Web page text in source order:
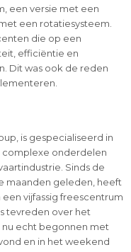
een versie met een
een rotatiesysteem.
die op een
efficiëntie en
Dit was ook de reden
is gespecialiseerd in
complexe onderdelen
Sinds de
maanden geleden, heeft
vijfassig freescentrum
tevreden over het
nu echt begonnen met
en in het weekend